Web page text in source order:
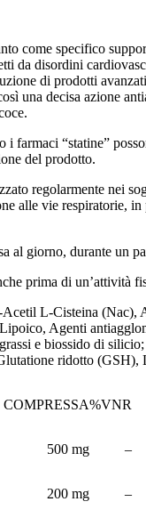
come specifico
da disordini
di prodotti
una decisa azione
i farmaci “statine”
del prodotto.
regolarmente nei
alle vie respiratorie,
al giorno, durante un
prima di un’attività
L-Cisteina (Nac),
Agenti
e biossido di
ridotto (GSH),
COMPRESSA%VNR
500 mg –
200 mg –